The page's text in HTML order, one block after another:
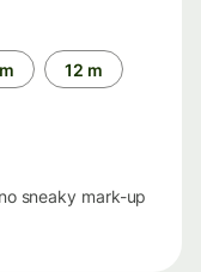
12 m
sneaky mark-up